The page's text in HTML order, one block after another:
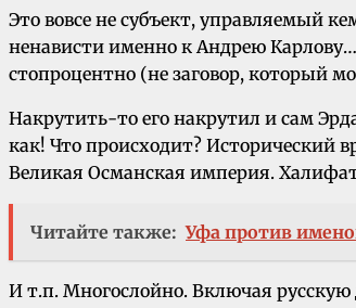
Это вовсе не субъект, управляемый
ненависти именно к Андрею
стопроцентно (не заговор, который
Накрутить-то его накрутил и сам
как! Что происходит?
Великая Османская империя.
Читайте также: Уфа против
И т.п. Многослойно. Включая